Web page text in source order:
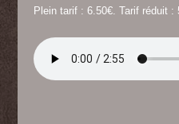
Plein tarif : 6.50€. Tarif réduit :